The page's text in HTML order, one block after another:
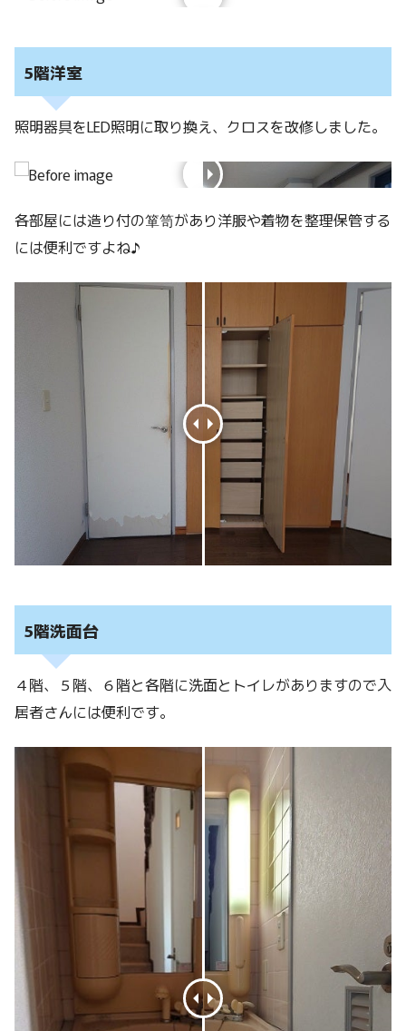
5階洋室
照明器具をLED照明に取り換え、クロスを改修しました。
各部屋には造り付の箪笥があり洋服や着物を整理保管する
には便利ですよね♪
5階洗面台
４階、５階、６階と各階に洗面とトイレがありますので入
居者さんには便利です。